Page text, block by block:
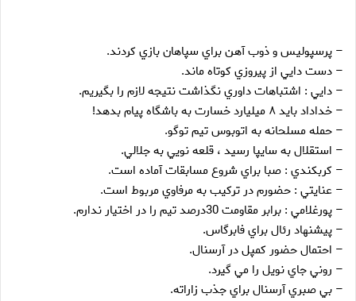
– پرسپوليس و ذوب آهن براي سپاهان بازي کردند.
– دست دايي از پيروزي کوتاه ماند.
– دايي : اشتباهات داوري نگذاشت نتيجه لازم را بگيريم.
– خداداد بايد ۸ ميليارد خسارت به باشگاه پيام بدهد!
– حمله مسلحانه به اتوبوس تيم توگو.
– استقلال به سايپا رسيد ، قلعه نويي به جلالي.
– کربکندي : صبا براي شروع مسابقات آماده است.
– عنايتي : حضورم در ترکيب به مرفاوي مربوط است.
– پورغلامي : برابر مقاومت 30درصد تيم را در اختيار ندارم.
– پيشنهاد رئال براي فابرگاس.
– احتمال حضور کمپل در آرسنال.
– روني جاي نويل را مي گيرد.
– بي صبري آرسنال براي جذب زاراته.